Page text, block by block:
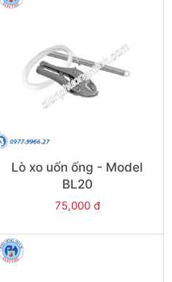
Lò xo uốn ống - Model
BL20
75,000 đ